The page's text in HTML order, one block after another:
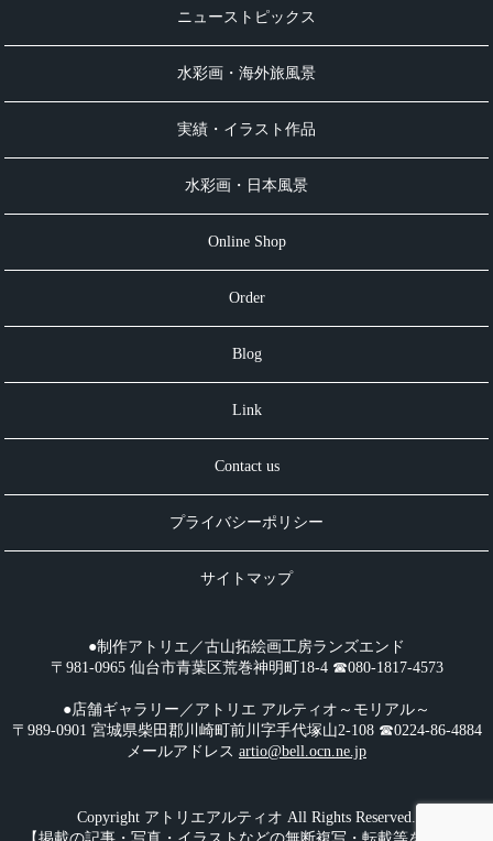
ニューストピックス
水彩画・海外旅風景
実績・イラスト作品
水彩画・日本風景
Online Shop
Order
Blog
Link
Contact us
プライバシーポリシー
サイトマップ
●制作アトリエ／古山拓絵画工房ランズエンド
〒981-0965 仙台市青葉区荒巻神明町18-4 ☎︎080-1817-4573
●店舗ギャラリー／アトリエ アルティオ～モリアル～
〒989-0901 宮城県柴田郡川崎町前川字手代塚山2-108 ☎︎0224-86-4884
メールアドレス artio@bell.ocn.ne.jp
Copyright アトリエアルティオ All Rights Reserved.